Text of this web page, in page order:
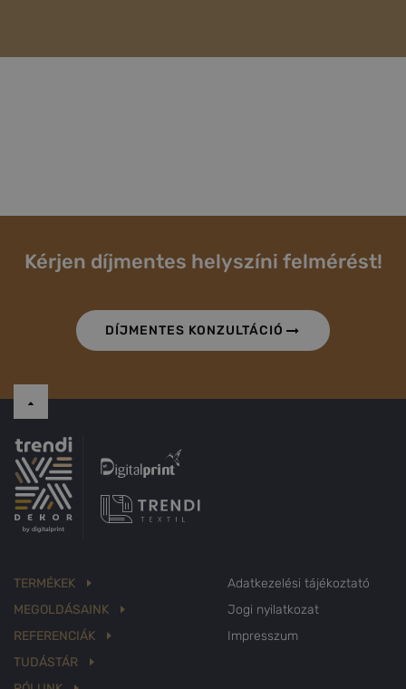
Kérjen díjmentes helyszíni felmérést!
DÍJMENTES KONZULTÁCIÓ
TERMÉKEK
MEGOLDÁSAINK
REFERENCIÁK
TUDÁSTÁR
Adatkezelési tájékoztató
Jogi nyilatkozat
Impresszum